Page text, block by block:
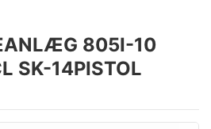
805I-10
SK-14PISTOL